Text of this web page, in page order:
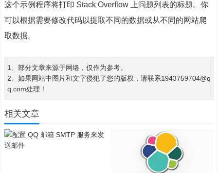
这个示例程序将打印 Stack Overflow 上问题列表的标题。你
可以根据需要修改代码以提取不同的数据或从不同的网站爬
取数据。
1、部分文章来源于网络，仅作为参考。
2、如果网站中图片和文字侵犯了您的版权，请联系1943759704@q
q.com处理！
相关文章